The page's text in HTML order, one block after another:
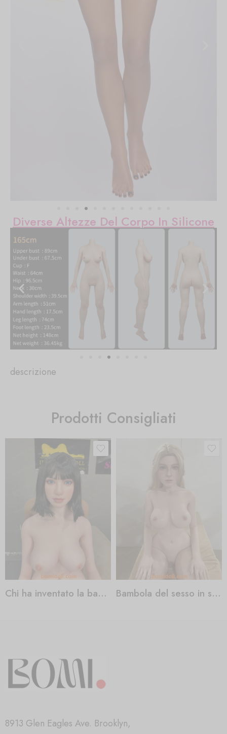
Diverse Altezze Del Corpo In Silicone
descrizione
Prodotti Consigliati
Chi ha inventato la bambola del sesso? Bambola del sesso in silicone per gli uomini
8913 Glen Eagles Ave. Brooklyn,